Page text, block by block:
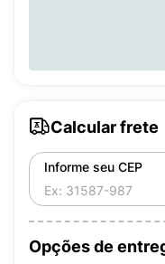
Calcular frete
Informe seu CEP
Opções de